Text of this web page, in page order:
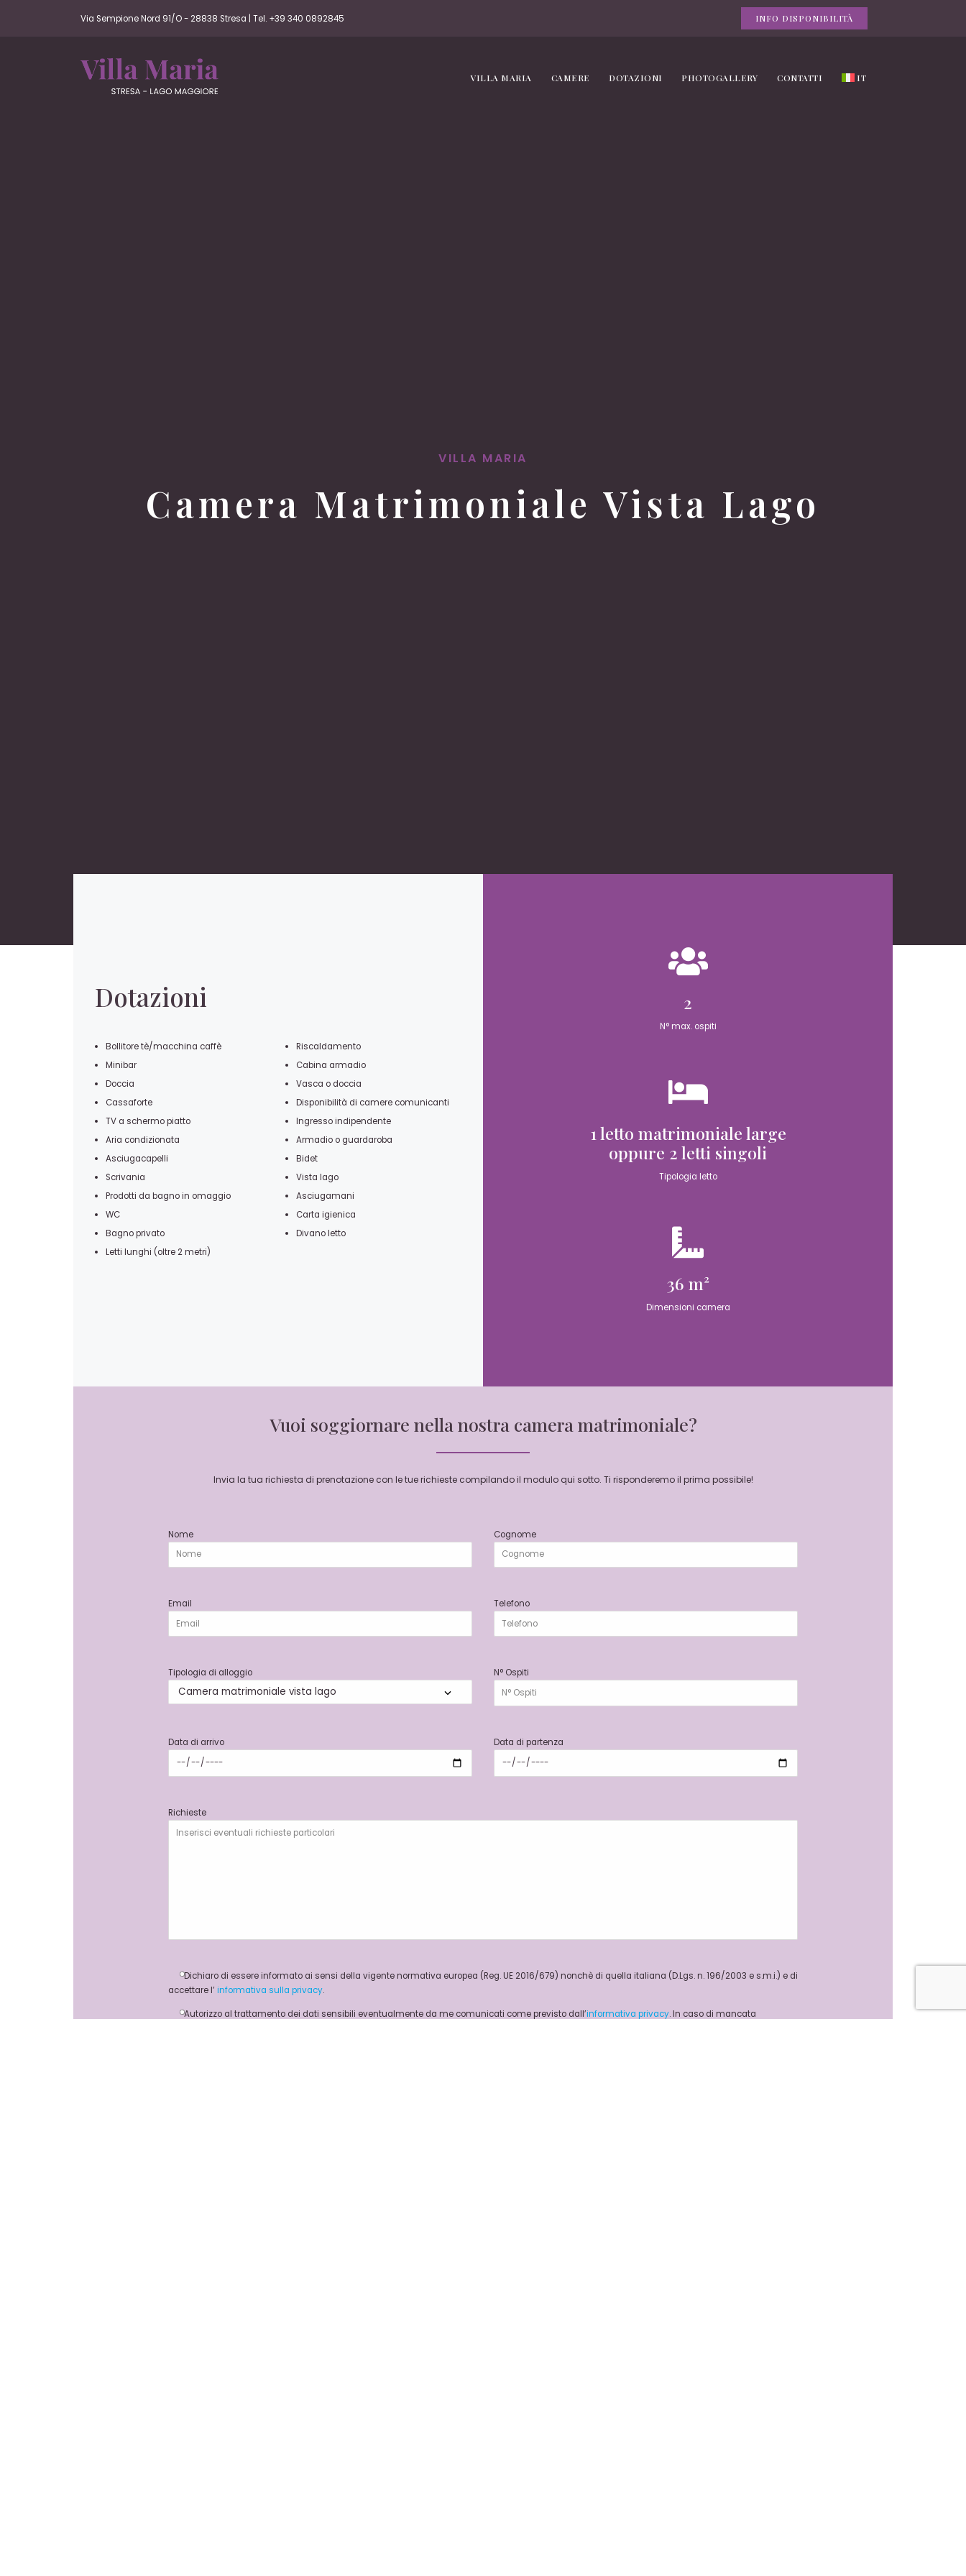
Via Sempione Nord 91/O - 28838 Stresa | Tel. +39 340 0892845 INFO DISPONIBILITÀ
VILLA MARIA CAMERE DOTAZIONI PHOTOGALLERY CONTATTI IT
VILLA MARIA
Camera Matrimoniale Vista Lago
Dotazioni
Bollitore tè/macchina caffè
Minibar
Doccia
Cassaforte
TV a schermo piatto
Aria condizionata
Asciugacapelli
Scrivania
Prodotti da bagno in omaggio
WC
Bagno privato
Letti lunghi (oltre 2 metri)
Riscaldamento
Cabina armadio
Vasca o doccia
Disponibilità di camere comunicanti
Ingresso indipendente
Armadio o guardaroba
Bidet
Vista lago
Asciugamani
Carta igienica
Divano letto
2
N° max. ospiti
1 letto matrimoniale large
oppure 2 letti singoli
Tipologia letto
36 m²
Dimensioni camera
Vuoi soggiornare nella nostra camera matrimoniale?
Invia la tua richiesta di prenotazione con le tue richieste compilando il modulo qui sotto. Ti risponderemo il prima possibile!
Nome Cognome
Email Telefono
Tipologia di alloggio N° Ospiti
Data di arrivo Data di partenza
Richieste
Dichiaro di essere informato ai sensi della vigente normativa europea (Reg. UE 2016/679) nonchè di quella italiana (D.Lgs. n. 196/2003 e s.m.i.) e di
accettare l’ informativa sulla privacy.
Autorizzo al trattamento dei dati sensibili eventualmente da me comunicati come previsto dall’informativa privacy. In caso di mancata